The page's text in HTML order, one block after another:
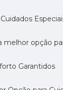
melhor opção
Garantidos